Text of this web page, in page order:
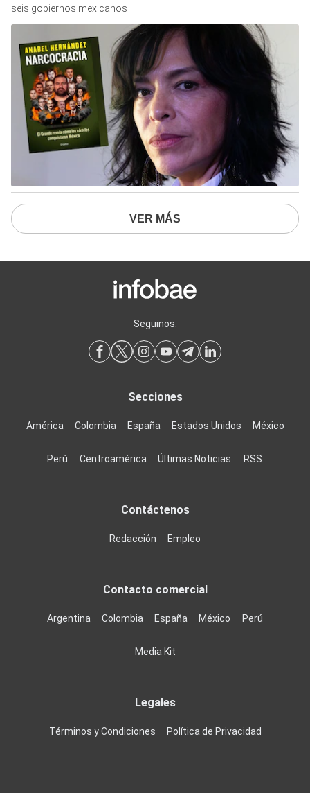
seis gobiernos mexicanos
VER MÁS
Seguinos:
Secciones
América Colombia España Estados Unidos México
Perú Centroamérica Últimas Noticias RSS
Contáctenos
Redacción Empleo
Contacto comercial
Argentina Colombia España México Perú
Media Kit
Legales
Términos y Condiciones Política de Privacidad